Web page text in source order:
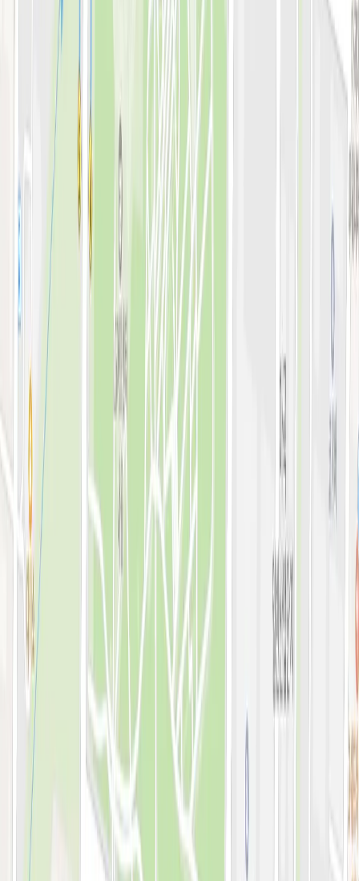
전문 아티클 시술백과
피부 고민별 가이드
시술&가격
이벤트
시술 예약하기
마이페이지
예약 확인·취소 지난 예약 조회 나의 보유 시술 나의 계정 정보